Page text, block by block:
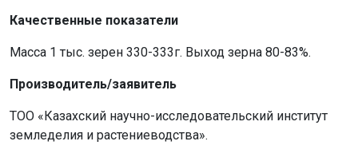
Качественные показатели
Масса 1 тыс. зерен 330-333г. Выход зерна 80-83%.
Производитель/заявитель
ТОО «Казахский научно-исследовательский институт
земледелия и растениеводства».